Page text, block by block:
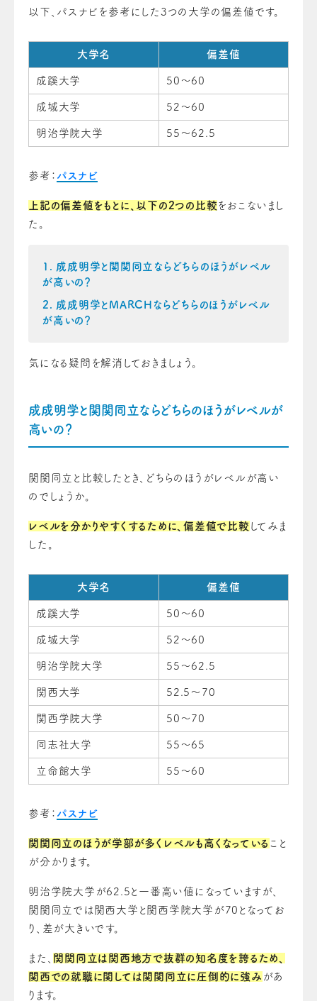
以下、パスナビを参考にした3つの大学の偏差値です。
大学名 偏差値
成蹊大学 50～60
成城大学 52～60
明治学院大学 55～62.5
参考： パスナビ
上記の偏差値をもとに、以下の2つの比較 をおこないまし
た。
成成明学と関関同立ならどちらのほうがレベル
が高いの？
成成明学とMARCHならどちらのほうがレベル
が高いの？
気になる疑問を解消しておきましょう。
成成明学と関関同立ならどちらのほうがレベルが
高いの？
関関同立と比較したとき、どちらのほうがレベルが高い
のでしょうか。
レベルを分かりやすくするために、偏差値で比較 してみま
した。
大学名 偏差値
成蹊大学 50～60
成城大学 52～60
明治学院大学 55～62.5
関西大学 52.5～70
関西学院大学 50～70
同志社大学 55～65
立命館大学 55～60
参考： パスナビ
関関同立のほうが学部が多くレベルも高くなっている こと
が分かります。
明治学院大学が62.5と一番高い値になっていますが、
関関同立では関西大学と関西学院大学が70となってお
り、差が大きいです。
また、 関関同立は関西地方で抜群の知名度を誇るため、
関西での就職に関しては関関同立に圧倒的に強み があ
ります。